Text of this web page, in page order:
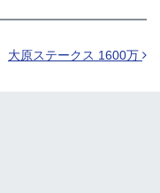
大原ステークス 1600万